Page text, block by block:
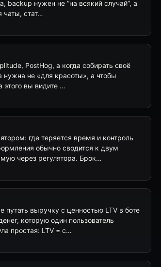
backup нужен не “на всякий случай”, а
чаты, стат…
PostHog, а когда собирать своё
нужна не «для красоты», а чтобы
этого вы видите …
где теряется время и контроль
обычно сводится к двум
через регулятора. Брок…
путать выручку с ценностью LTV в боте
которую один пользователь
простая: LTV = с…